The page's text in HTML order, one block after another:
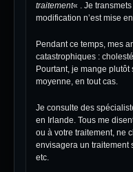
traitement« . Je
modification n’est mise
Pendant ce temps, mes
catastrophiques :
Pourtant, je mange
moyenne, en tout cas.
Je consulte des
en Irlande. Tous me
ou à votre traitement, ne
envisagera un traitement
etc.